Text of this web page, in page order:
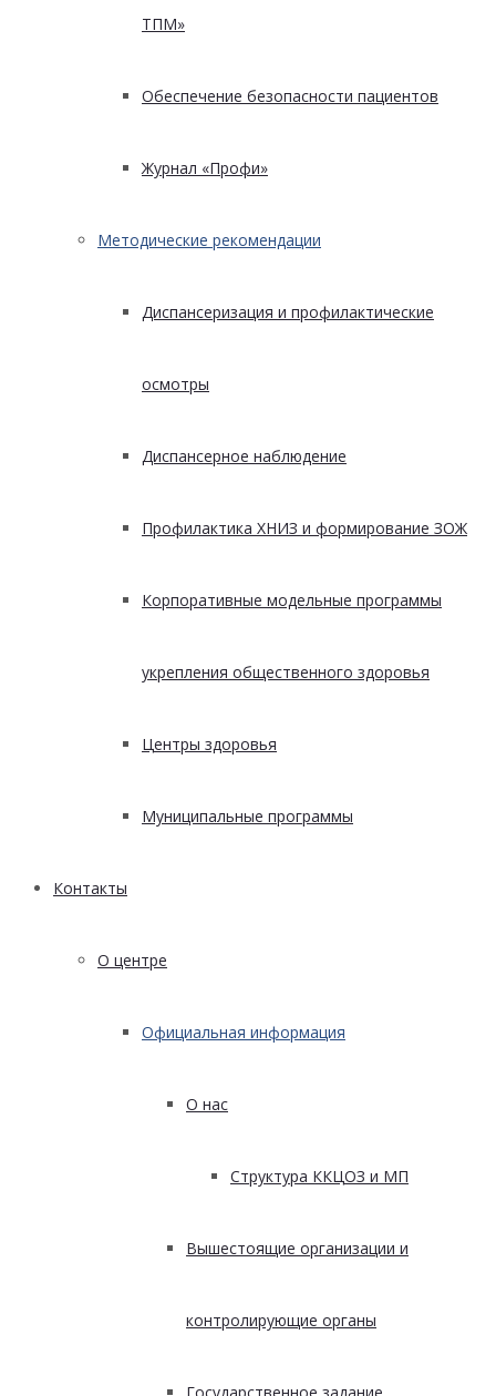
ТПМ»
Обеспечение безопасности пациентов
Журнал «Профи»
Методические рекомендации
Диспансеризация и профилактические
осмотры
Диспансерное наблюдение
Профилактика ХНИЗ и формирование ЗОЖ
Корпоративные модельные программы
укрепления общественного здоровья
Центры здоровья
Муниципальные программы
Контакты
О центре
Официальная информация
О нас
Структура ККЦОЗ и МП
Вышестоящие организации и
контролирующие органы